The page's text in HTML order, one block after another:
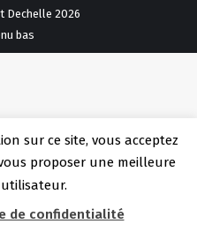
Dechelle 2026
bas
sur ce site, vous acceptez
proposer une meilleure
de confidentialité